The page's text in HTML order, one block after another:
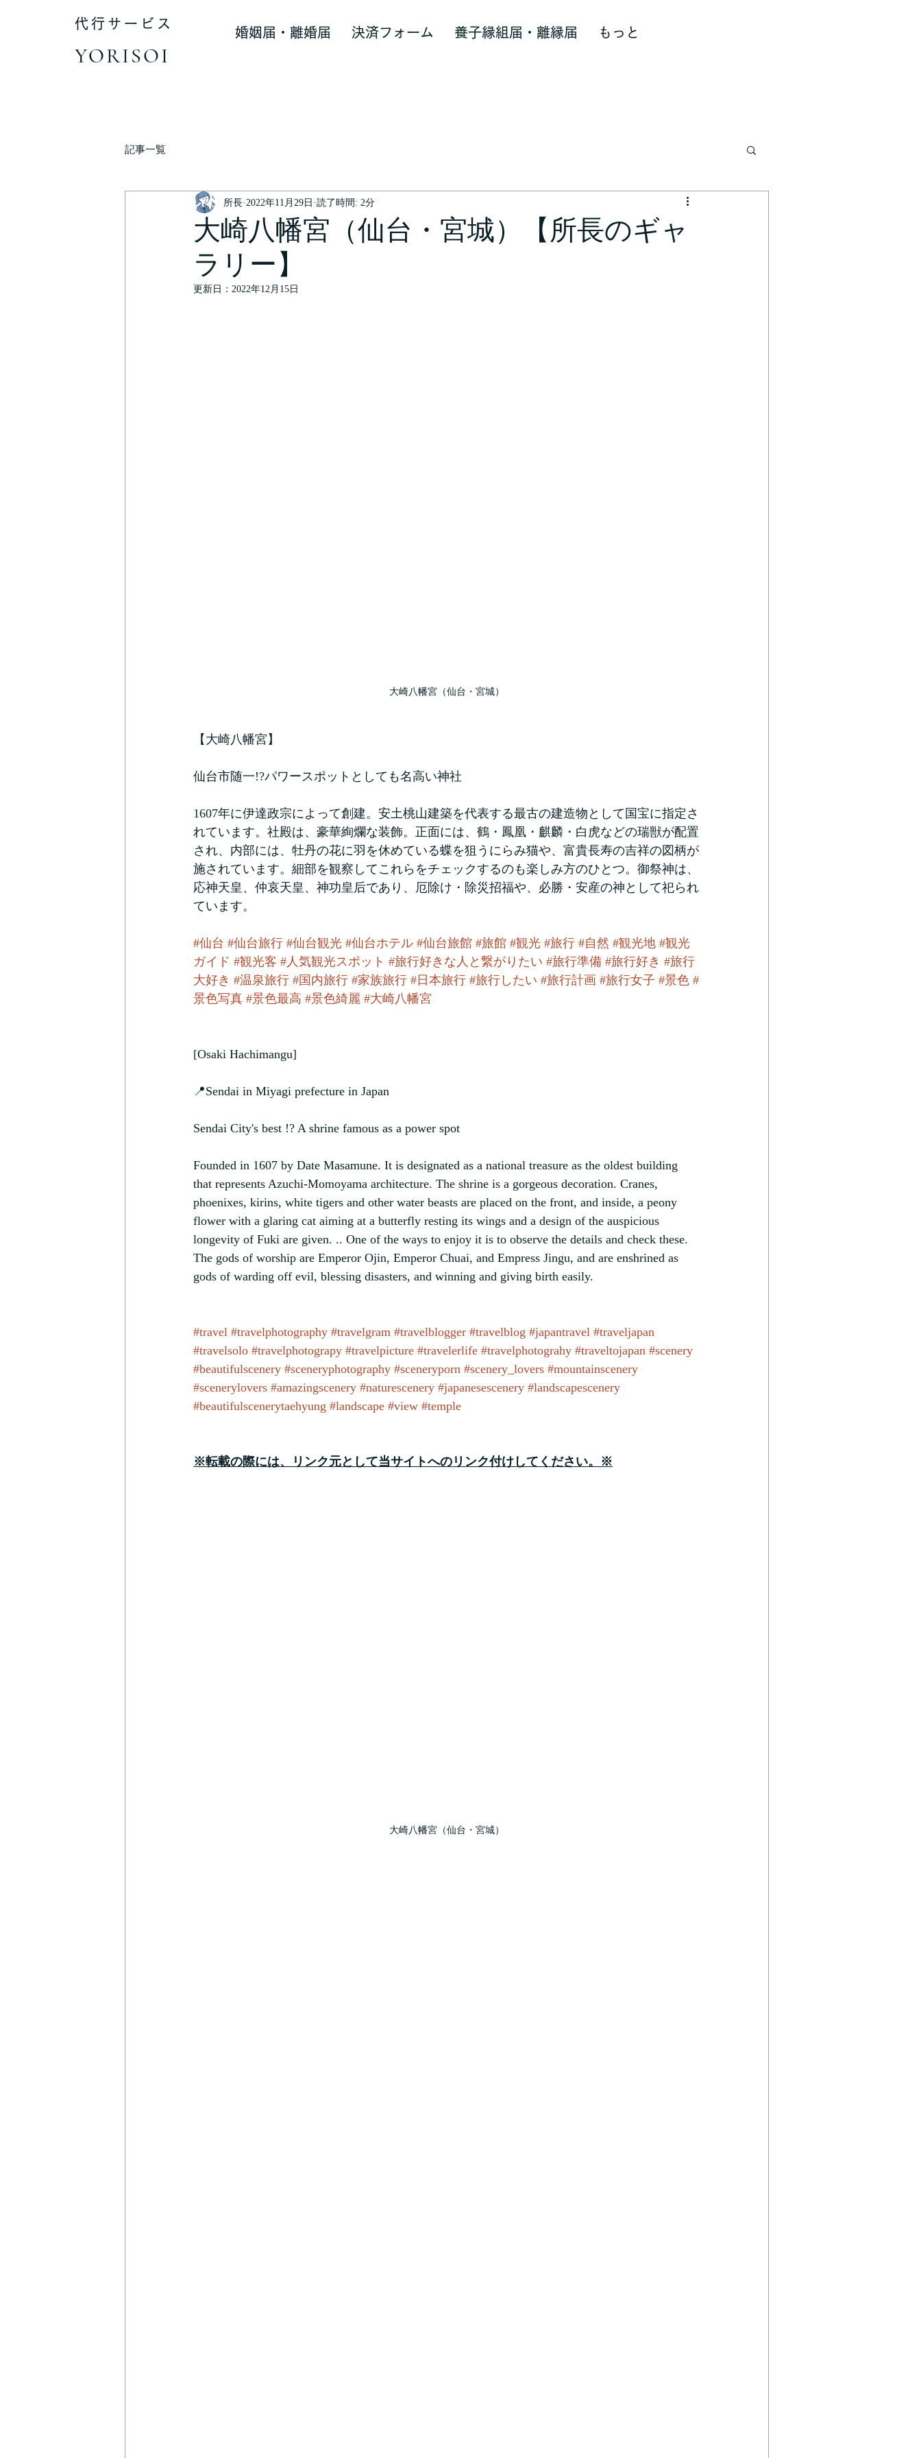
代行サービス
YORISOI
婚姻届・離婚届 決済フォーム 養子縁組届・離縁届 もっと
記事一覧
大崎八幡宮（仙台・宮城）【所長のギャ
ラリー】
所長 2022年11月29日 読了時間: 2分
更新日： 2022年12月15日
大崎八幡宮（仙台・宮城）
【大崎八幡宮】
仙台市随一!?パワースポットとしても名高い神社
1607年に伊達政宗によって創建。安土桃山建築を代表する最古の建造物として国宝に指定さ
れています。社殿は、豪華絢爛な装飾。正面には、鶴・鳳凰・麒麟・白虎などの瑞獣が配置
され、内部には、牡丹の花に羽を休めている蝶を狙うにらみ猫や、富貴長寿の吉祥の図柄が
施されています。細部を観察してこれらをチェックするのも楽しみ方のひとつ。御祭神は、
応神天皇、仲哀天皇、神功皇后であり、厄除け・除災招福や、必勝・安産の神として祀られ
ています。
#仙台 #仙台旅行 #仙台観光 #仙台ホテル #仙台旅館 #旅館 #観光 #旅行 #自然 #観光地 #観光
ガイド #観光客 #人気観光スポット #旅行好きな人と繋がりたい #旅行準備 #旅行好き #旅行
大好き #温泉旅行 #国内旅行 #家族旅行 #日本旅行 #旅行したい #旅行計画 #旅行女子 #景色 #
景色写真 #景色最高 #景色綺麗 #大崎八幡宮
[Osaki Hachimangu]
📍Sendai in Miyagi prefecture in Japan
Sendai City's best !? A shrine famous as a power spot
Founded in 1607 by Date Masamune. It is designated as a national treasure as the oldest building
that represents Azuchi-Momoyama architecture. The shrine is a gorgeous decoration. Cranes,
phoenixes, kirins, white tigers and other water beasts are placed on the front, and inside, a peony
flower with a glaring cat aiming at a butterfly resting its wings and a design of the auspicious
longevity of Fuki are given. .. One of the ways to enjoy it is to observe the details and check these.
The gods of worship are Emperor Ojin, Emperor Chuai, and Empress Jingu, and are enshrined as
gods of warding off evil, blessing disasters, and winning and giving birth easily.
#travel #travelphotography #travelgram #travelblogger #travelblog #japantravel #traveljapan
#travelsolo #travelphotograpy #travelpicture #travelerlife #travelphotograhy #traveltojapan #scenery
#beautifulscenery #sceneryphotography #sceneryporn #scenery_lovers #mountainscenery
#scenerylovers #amazingscenery #naturescenery #japanesescenery #landscapescenery
#beautifulscenerytaehyung #landscape #view #temple
※転載の際には、リンク元として当サイトへのリンク付けしてください。※
大崎八幡宮（仙台・宮城）